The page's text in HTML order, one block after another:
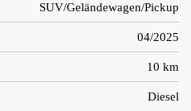
SUV/Geländewagen/Pickup
04/2025
10 km
Diesel